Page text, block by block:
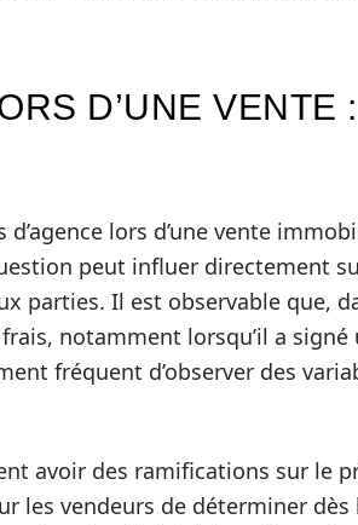
D’UNE VENTE
lors d’une vente
peut influer directement
parties. Il est observable que,
notamment lorsqu’il a
fréquent d’observer des
avoir des ramifications sur le
les vendeurs de déterminer dès